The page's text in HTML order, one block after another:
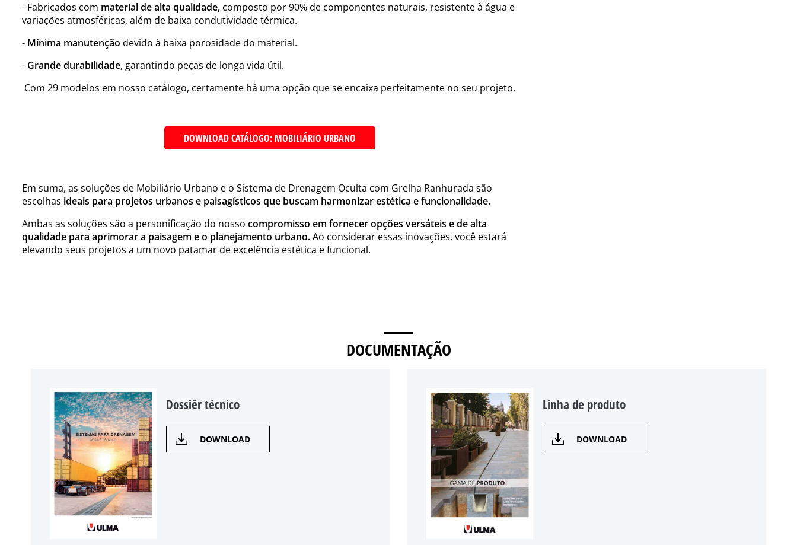
- Fabricados com material de alta qualidade, composto por 90% de componentes naturais, resistente à água e
variações atmosféricas, além de baixa condutividade térmica.
- Mínima manutenção devido à baixa porosidade do material.
- Grande durabilidade, garantindo peças de longa vida útil.
Com 29 modelos em nosso catálogo, certamente há uma opção que se encaixa perfeitamente no seu projeto.
DOWNLOAD CATÁLOGO: MOBILIÁRIO URBANO
Em suma, as soluções de Mobiliário Urbano e o Sistema de Drenagem Oculta com Grelha Ranhurada são
escolhas ideais para projetos urbanos e paisagísticos que buscam harmonizar estética e funcionalidade.
Ambas as soluções são a personificação do nosso compromisso em fornecer opções versáteis e de alta
qualidade para aprimorar a paisagem e o planejamento urbano.Ao considerar essas inovações, você estará
elevando seus projetos a um novo patamar de excelência estética e funcional.
DOCUMENTAÇÃO
Dossiêr técnico
DOWNLOAD
Linha de produto
DOWNLOAD